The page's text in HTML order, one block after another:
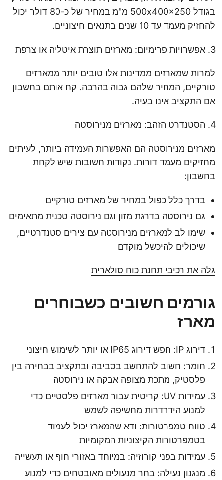
בגודל 500x400x250 מ"מ במחיר של כ-80 דולר יכול
להחזיק מעמד עד 10 שנים בתנאים חיצוניים.
אפשרויות פרימיום: מארזים תוצרת איטליה או צרפת
למרות שמארזים ממדינות אלו טובים יותר ממארזים
טורקיים, המחיר שלהם גבוה בהרבה. קח אותם בחשבון
אם התקציב אינו בעיה.
הסטנדרט הזהב: מארזים מנירוסטה
מארזים מנירוסטה הם האפשרות העמידה ביותר, לעיתים
מחזיקים מעמד דורות. נקודות חשובות שיש לקחת
בחשבון:
בדרך כלל כפול במחיר של מארזים טורקיים
גם נירוסטה בדרגת מזון וגם נירוסטה טכנית מתאימים
שימו לב למארזים מנירוסטה עם צירים סטנדרטיים,
שיכולים להיכשל מוקדם
גלה את רכיבי תחנת כוח סולארית
גורמים חשובים כשבוחרים
מארז
דירוג IP: חפש דירוג IP65 או יותר לשימוש חיצוני
חומר: חשוב להתחשב בסביבה ובתקציב בבחירה בין
פלסטיק, מתכת מצופה אבקה או נירוסטה
עמידות UV: קריטית עבור מארזים פלסטיים כדי
למנוע הידרדרות מחשיפה לשמש
טווח טמפרטורות: ודא שהמארז יכול לעמוד
בטמפרטורות הקיצוניות המקומיות
עמידות בפני קורוזיה: במיוחד באזורי חוף או תעשייה
מנגנון נעילה: בחר מנעולים מאובטחים כדי למנוע